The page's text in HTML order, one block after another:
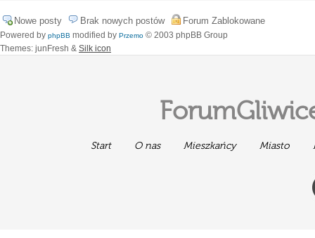
Nowe posty Brak nowych postów Forum Zablokowane
Powered by phpBB modified by Przemo © 2003 phpBB Group
Themes: junFresh & Silk icon
Start O nas Mieszkańcy Miasto